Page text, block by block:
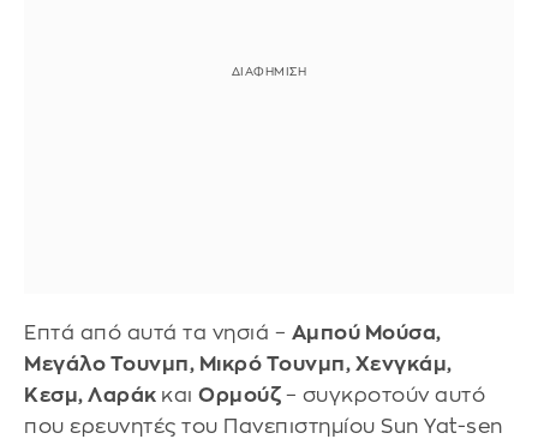
Επτά από αυτά τα νησιά – Αμπού Μούσα,
Μεγάλο Τουνμπ, Μικρό Τουνμπ, Χενγκάμ,
Κεσμ, Λαράκ και Ορμούζ – συγκροτούν αυτό
που ερευνητές του Πανεπιστημίου Sun Yat-sen